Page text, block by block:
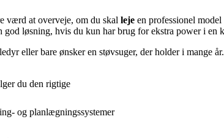
værd at overveje, om du skal leje en professionel
løsning, hvis du kun har brug for ekstra power i en
eller bare ønsker en støvsuger, der holder i mange år.
du den rigtige
og planlægningssystemer